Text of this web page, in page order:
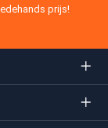
prijs!